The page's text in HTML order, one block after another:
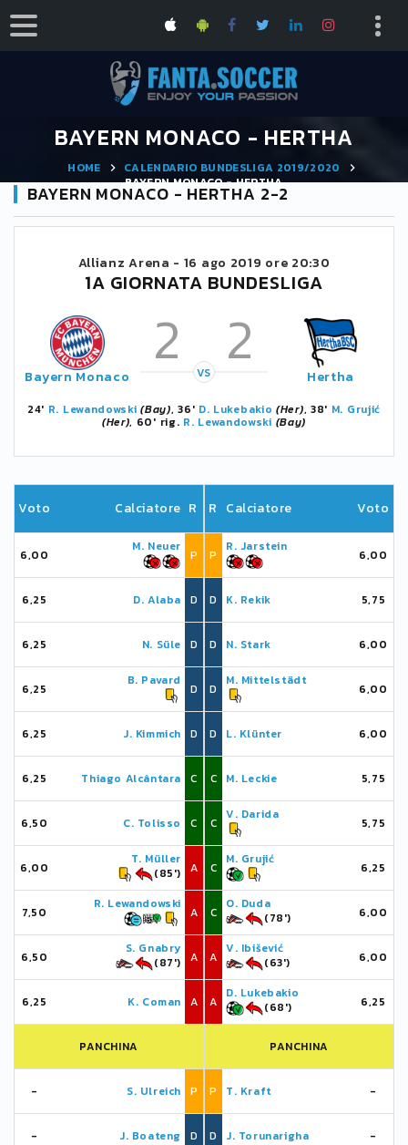
BAYERN MONACO - HERTHA
HOME
CALENDARIO BUNDESLIGA 2019/2020
BAYERN MONACO - HERTHA
BAYERN MONACO - HERTHA 2-2
Allianz Arena - 16 ago 2019 ore 20:30
1A GIORNATA BUNDESLIGA
Bayern Monaco 2 2
VS Hertha
24' R. Lewandowski (Bay), 36' D. Lukebakio (Her), 38' M. Grujić
(Her), 60' rig. R. Lewandowski (Bay)
Voto Calciatore R
6,00
M. Neuer
P
6,25 D. Alaba D
6,25 N. Süle D
6,25
B. Pavard
D
6,25 J. Kimmich D
6,25 Thiago Alcântara C
6,50 C. Tolisso C
6,00
T. Müller
(85')
A
7,50
R. Lewandowski
A
6,50
S. Gnabry
(87')
A
6,25 K. Coman A
PANCHINA
- S. Ulreich P
- J. Boateng D
R Calciatore Voto
P
R. Jarstein
6,00
D K. Rekik 5,75
D N. Stark 6,00
D
M. Mittelstädt
6,00
D L. Klünter 6,00
C M. Leckie 5,75
C
V. Darida
5,75
C
M. Grujić
6,25
C
O. Duda
(78')
6,00
A
V. Ibišević
(63')
6,00
A
D. Lukebakio
(68')
6,25
PANCHINA
P T. Kraft -
D J. Torunarigha -